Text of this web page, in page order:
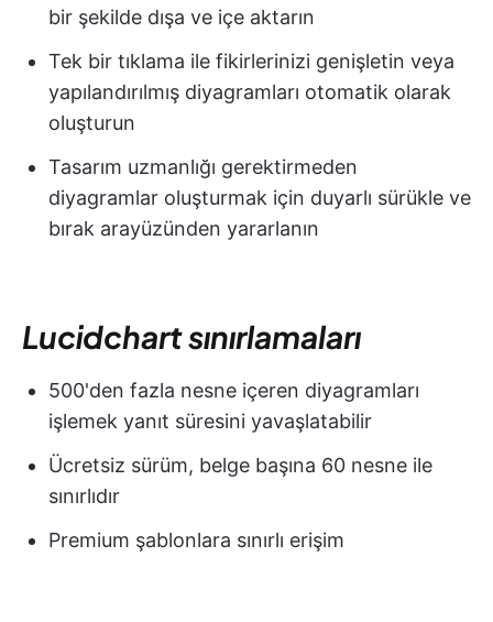
bir şekilde dışa ve içe aktarın
Tek bir tıklama ile fikirlerinizi genişletin veya
yapılandırılmış diyagramları otomatik olarak
oluşturun
Tasarım uzmanlığı gerektirmeden
diyagramlar oluşturmak için duyarlı sürükle ve
bırak arayüzünden yararlanın
Lucidchart sınırlamaları
500'den fazla nesne içeren diyagramları
işlemek yanıt süresini yavaşlatabilir
Ücretsiz sürüm, belge başına 60 nesne ile
sınırlıdır
Premium şablonlara sınırlı erişim